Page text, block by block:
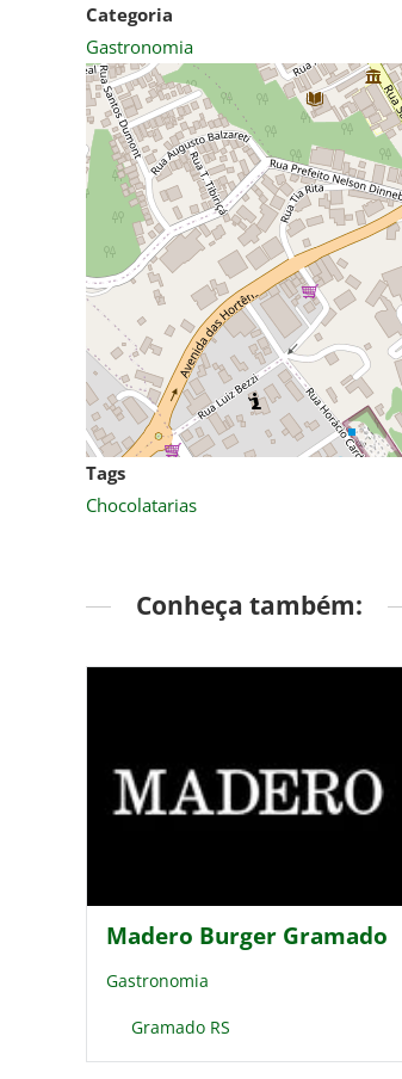
Categoria
Gastronomia
Tags
Chocolatarias
Conheça também:
Madero Burger Gramado
Gastronomia
Gramado RS